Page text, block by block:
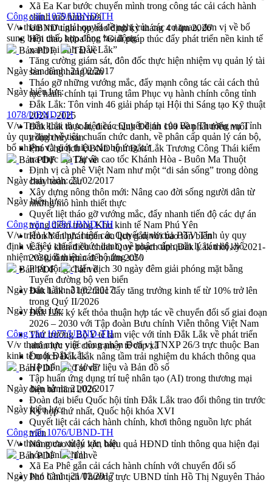
Xã Ea Kar bước chuyển mình trong công tác cải cách hành
chính mô hình mới
UBND tỉnh họp báo định kỳ tháng 4 năm 2026
Hội thảo khoa học “Giải pháp thúc đẩy phát triển nền kinh tế
xanh tại tỉnh Đắk Lắk”
Tăng cường giám sát, đôn đốc thực hiện nhiệm vụ quản lý tài
sản công hàng tuần
Tháo gỡ những vướng mắc, đẩy mạnh công tác cải cách thủ
tục hành chính tại Trung tâm Phục vụ hành chính công tỉnh
Đắk Lắk: Tôn vinh 46 giải pháp tại Hội thi Sáng tạo Kỹ thuật
2024 - 2025
Đắk Lắk rà soát, điều chỉnh Đề án 190 về phát triển nuôi
trồng thủy sản
Phó Chủ tịch UBND tỉnh Đắk Lắk Trương Công Thái kiểm
tra thực địa Dự án cao tốc Khánh Hòa - Buôn Ma Thuột
Định vị cà phê Việt Nam như một “di sản sống” trong dòng
chảy toàn cầu
Xây dựng nông thôn mới: Nâng cao đời sống người dân từ
những mô hình thiết thực
Quyết liệt tháo gỡ vướng mắc, đẩy nhanh tiến độ các dự án
trọng điểm trong Khu kinh tế Nam Phú Yên
Hòn Yến phát triển du lịch gắn với bảo tồn biển
Lấy ý kiến điều chỉnh Quy hoạch tỉnh Đắk Lắk thời kỳ 2021-
2030, tầm nhìn đến năm 2050
Phát động chiến dịch 30 ngày đêm giải phóng mặt bằng
Tuyến đường bộ ven biển
Đắk Lắk nỗ lực thúc đẩy tăng trưởng kinh tế từ 10% trở lên
trong Quý II/2026
Đắk Lắk ký kết thỏa thuận hợp tác về chuyển đổi số giai đoạn
2026 – 2030 với Tập đoàn Bưu chính Viễn thông Việt Nam
Thứ trưởng Bộ Y tế làm việc với tỉnh Đắk Lắk về phát triển
nhân lực y tế cho trạm y tế cấp xã
Du lịch Đắk Lắk nâng tầm trải nghiệm du khách thông qua
Hệ thống cơ sở dữ liệu và Bản đồ số
Tập huấn ứng dụng trí tuệ nhân tạo (AI) trong thương mại
điện tử năm 2026
Đoàn đại biểu Quốc hội tỉnh Đắk Lắk trao đổi thông tin trước
Kỳ họp thứ nhất, Quốc hội khóa XVI
Quyết liệt cải cách hành chính, khơi thông nguồn lực phát
triển
Nâng cao hiệu lực, hiệu quả HĐND tỉnh thông qua hiện đại
hóa hành chính
Xã Ea Phê gắn cải cách hành chính với chuyển đổi số
Phó Chủ tịch Thường trực UBND tỉnh Hồ Thị Nguyên Thảo
Công văn 1079/UBND-TH
V/v tham mưu giải quyết đề nghị của các cơ quan, đơn vị về bổ
sung biên chế, hợp đồng lao động
Bản PDF
Tải về
Ngày ban hành:21/02/2017
Ngày hiệu lực:
1078/UBND-TH
V/v Triển khai thực hiện các Quyết định của Ban Thường vụ Tỉnh
ủy quy định về tiêu chuẩn chức danh, về phân cấp quản lý cán bộ,
bổ nhiệm và giới thiệu cán bộ ứng cử
Bản PDF
Tải về
Ngày ban hành:21/02/2017
Ngày hiệu lực:
Công văn 1078/UBND-TH
V/v triển khai thực hiện các Quyết định của BTV Tỉnh ủy quy
định về tiêu chuẩn chức danh; về phân cấp quản lý cán bộ, bổ
nhiệm và giới thiệu cán bộ ứng cử \
Bản PDF
Tải về
Ngày ban hành:21/02/2017
Ngày hiệu lực:
Công văn 1077/UBND-TH
V/v tham mưu việc công nhận Đơn vị TNXP 26/3 trực thuộc Ban
kinh tế mới Đắk Lắk
Bản PDF
Tải về
Ngày ban hành:21/02/2017
Ngày hiệu lực:
Công văn 1076/UBND-TH
V/v tham mưu xử lý văn bản
Bản PDF
Tải về
Ngày ban hành:21/02/2017